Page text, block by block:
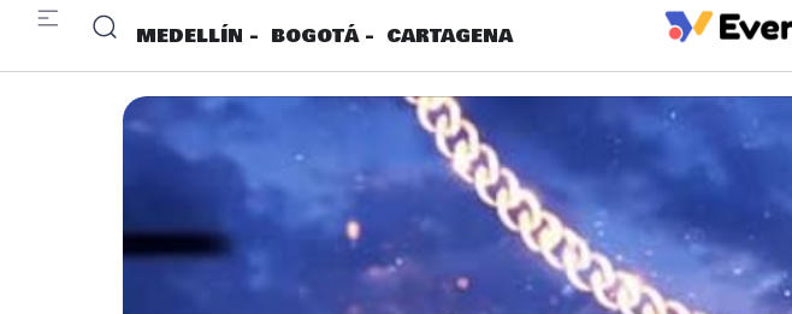
MEDELLÍN - BOGOTÁ - CARTAGENA